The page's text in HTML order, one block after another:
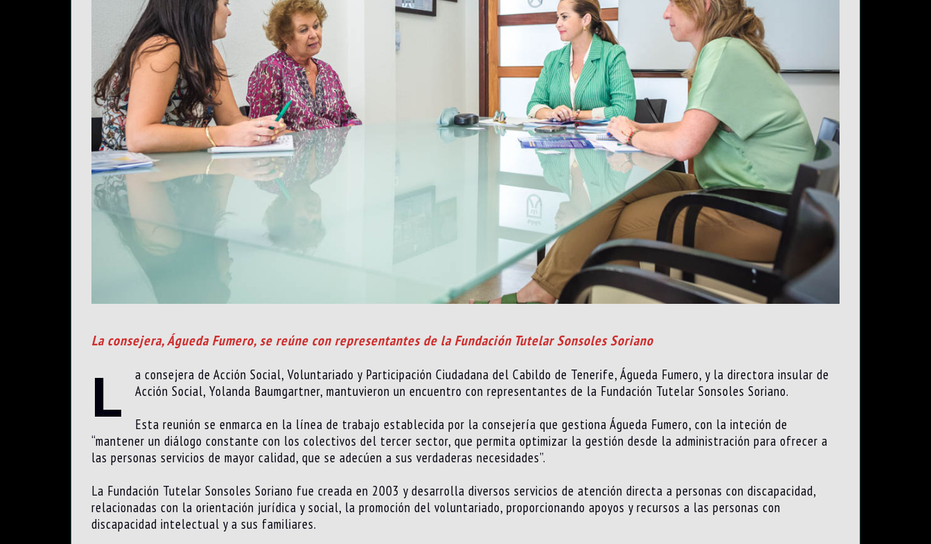
La consejera, Águeda Fumero, se reúne con representantes de la Fundación Tutelar Sonsoles Soriano
L
a consejera de Acción Social, Voluntariado y Participación Ciudadana del Cabildo de Tenerife, Águeda Fumero, y la directora insular de
Acción Social, Yolanda Baumgartner, mantuvieron un encuentro con representantes de la Fundación Tutelar Sonsoles Soriano.
Esta reunión se enmarca en la línea de trabajo establecida por la consejería que gestiona Águeda Fumero, con la inteción de
“mantener un diálogo constante con los colectivos del tercer sector, que permita optimizar la gestión desde la administración para ofrecer a
las personas servicios de mayor calidad, que se adecúen a sus verdaderas necesidades”.
La Fundación Tutelar Sonsoles Soriano fue creada en 2003 y desarrolla diversos servicios de atención directa a personas con discapacidad,
relacionadas con la orientación jurídica y social, la promoción del voluntariado, proporcionando apoyos y recursos a las personas con
discapacidad intelectual y a sus familiares.